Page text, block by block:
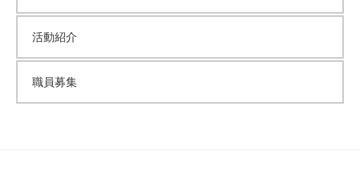
活動紹介
職員募集